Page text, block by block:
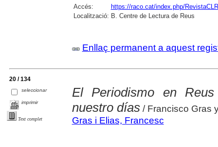
Accés:
https://raco.cat/index.php/
Localització: B. Centre de Lectura de Reus
Enllaç permanent a aquest
20 / 134
seleccionar
imprimir
Text complet
El Periodismo en
nuestro días/ Francisco Gras
Gras i Elias, Francesc